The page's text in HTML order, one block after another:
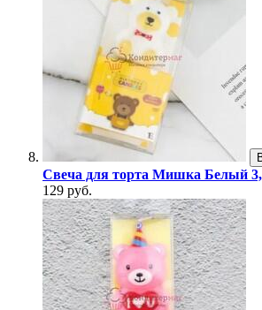
Свеча для торта Мишка Белый
129 руб.